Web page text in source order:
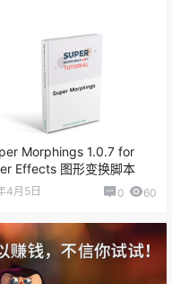
Morphings 1.0.7 for
Effects 图形变换脚本
4月5日 0 60